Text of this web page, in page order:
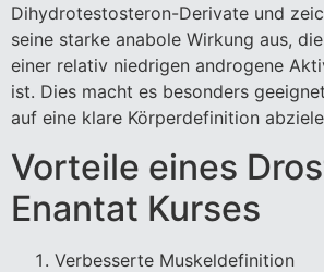
Dihydrotestosteron-Derivate und
seine starke anabole Wirkung aus,
einer relativ niedrigen androgene
ist. Dies macht es besonders
auf eine klare Körperdefinition
Vorteile eines
Enantat Kurses
Verbesserte Muskeldefinition